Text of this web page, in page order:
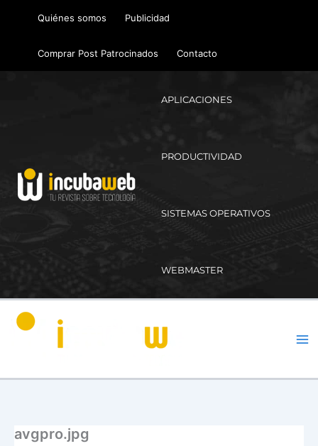
Quiénes somos Publicidad
Comprar Post Patrocinados Contacto
APLICACIONES
PRODUCTIVIDAD
SISTEMAS OPERATIVOS
WEBMASTER
avgpro.jpg